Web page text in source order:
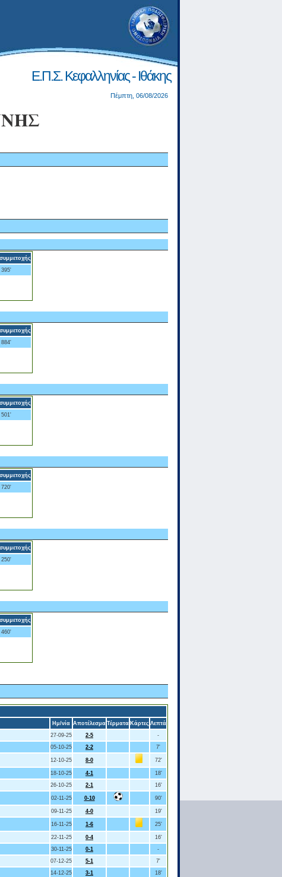
Ε.Π.Σ. Κεφαλληνίας - Ιθάκης
Πέμπτη, 06/08/2026
395'
884'
501'
720'
250'
460'
Ημ/νία Αποτέλεσμα Τέρματα Κάρτες Λεπτά
27-09-25 2-5
-
05-10-25 2-2 7'
12-10-25 8-0 72'
18-10-25 4-1
18'
26-10-25 2-1 16'
02-11-25 0-10 90'
09-11-25 4-0 19'
16-11-25 1-6 25'
22-11-25 0-4
16'
30-11-25 0-1
-
07-12-25 5-1
7'
14-12-25 3-1
18'